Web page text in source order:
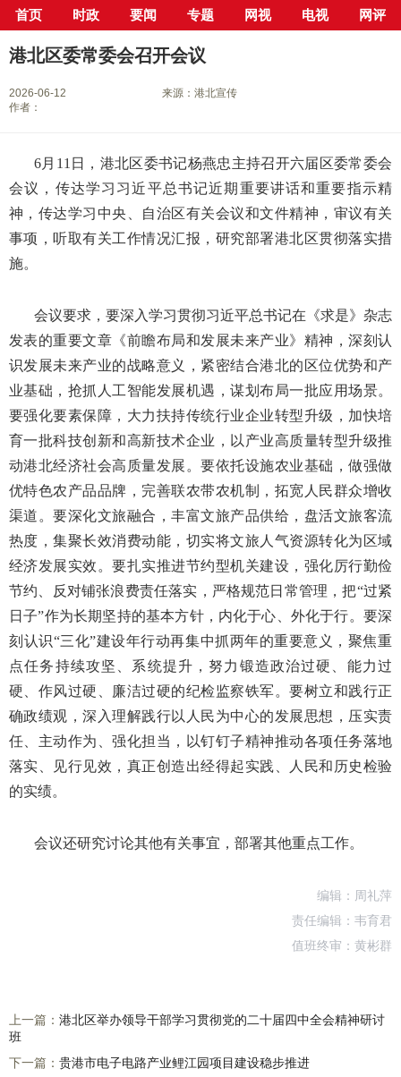
首页 时政 要闻 专题 网视 电视 网评
当前位置： 首页> 新闻中心> 县市区> 港北区> 正文
港北区委常委会召开会议
2026-06-12
来源：港北宣传
作者：
6月11日，港北区委书记杨燕忠主持召开六届区委常委会
会议，传达学习习近平总书记近期重要讲话和重要指示精
神，传达学习中央、自治区有关会议和文件精神，审议有关
事项，听取有关工作情况汇报，研究部署港北区贯彻落实措
施。
会议要求，要深入学习贯彻习近平总书记在《求是》杂志
发表的重要文章《前瞻布局和发展未来产业》精神，深刻认
识发展未来产业的战略意义，紧密结合港北的区位优势和产
业基础，抢抓人工智能发展机遇，谋划布局一批应用场景。
要强化要素保障，大力扶持传统行业企业转型升级，加快培
育一批科技创新和高新技术企业，以产业高质量转型升级推
动港北经济社会高质量发展。要依托设施农业基础，做强做
优特色农产品品牌，完善联农带农机制，拓宽人民群众增收
渠道。要深化文旅融合，丰富文旅产品供给，盘活文旅客流
热度，集聚长效消费动能，切实将文旅人气资源转化为区域
经济发展实效。要扎实推进节约型机关建设，强化厉行勤俭
节约、反对铺张浪费责任落实，严格规范日常管理，把“过紧
日子”作为长期坚持的基本方针，内化于心、外化于行。要深
刻认识“三化”建设年行动再集中抓两年的重要意义，聚焦重
点任务持续攻坚、系统提升，努力锻造政治过硬、能力过
硬、作风过硬、廉洁过硬的纪检监察铁军。要树立和践行正
确政绩观，深入理解践行以人民为中心的发展思想，压实责
任、主动作为、强化担当，以钉钉子精神推动各项任务落地
落实、见行见效，真正创造出经得起实践、人民和历史检验
的实绩。
会议还研究讨论其他有关事宜，部署其他重点工作。
编辑：周礼萍
责任编辑：韦育君
值班终审：黄彬群
上一篇： 港北区举办领导干部学习贯彻党的二十届四中全会精神研讨
班
下一篇： 贵港市电子电路产业鲤江园项目建设稳步推进